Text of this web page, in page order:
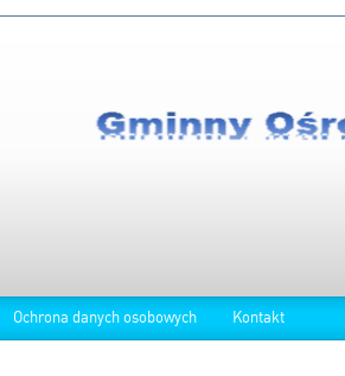
Ochrona danych osobowych Kontakt